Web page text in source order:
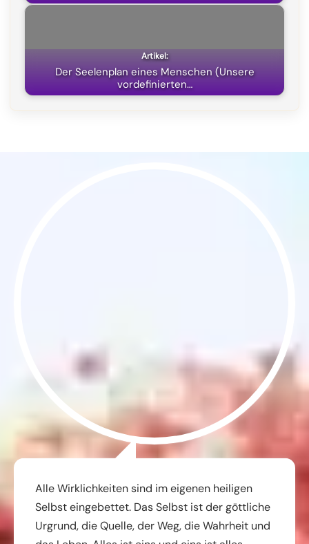
Der Seelenplan eines Menschen (Unsere
vordefinierten…
Alle Wirklichkeiten sind im eigenen heiligen
Selbst eingebettet. Das Selbst ist der göttliche
Urgrund, die Quelle, der Weg, die Wahrheit und